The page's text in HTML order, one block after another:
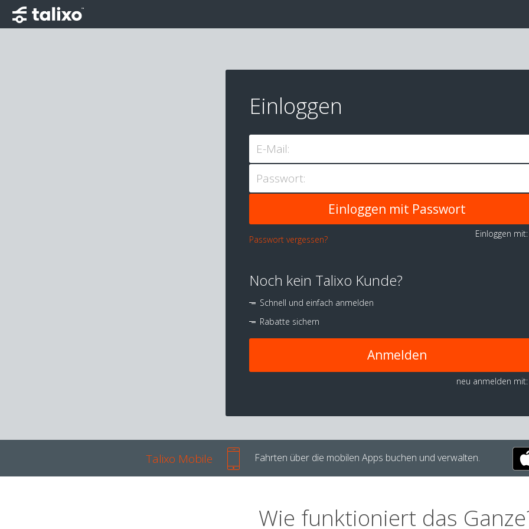
Einloggen
E-Mail:
Passwort:
Passwort vergessen?
Einloggen
Noch kein Talixo Kunde?
Schnell und einfach anmelden
Rabatte sichern
Anmelden
neu anmelden mit:
Talixo Mobile Fahrten über die mobilen Apps buchen und verwalten.
Wie funktioniert das